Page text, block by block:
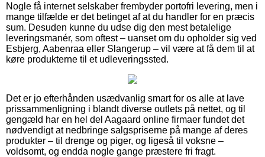
Nogle få internet selskaber frembyder portofri levering, men i
mange tilfælde er det betinget af at du handler for en præcis
sum. Desuden kunne du udse dig den mest betalelige
leveringsmanér, som oftest – uanset om du opholder sig ved
Esbjerg, Aabenraa eller Slangerup – vil være at få dem til at
køre produkterne til et udleveringssted.
Det er jo efterhånden usædvanlig smart for os alle at lave
prissammenligning i blandt diverse outlets på nettet, og til
gengæld har en hel del Aagaard online firmaer fundet det
nødvendigt at nedbringe salgspriserne på mange af deres
produkter – til drenge og piger, og ligeså til voksne –
voldsomt, og endda nogle gange præstere fri fragt.